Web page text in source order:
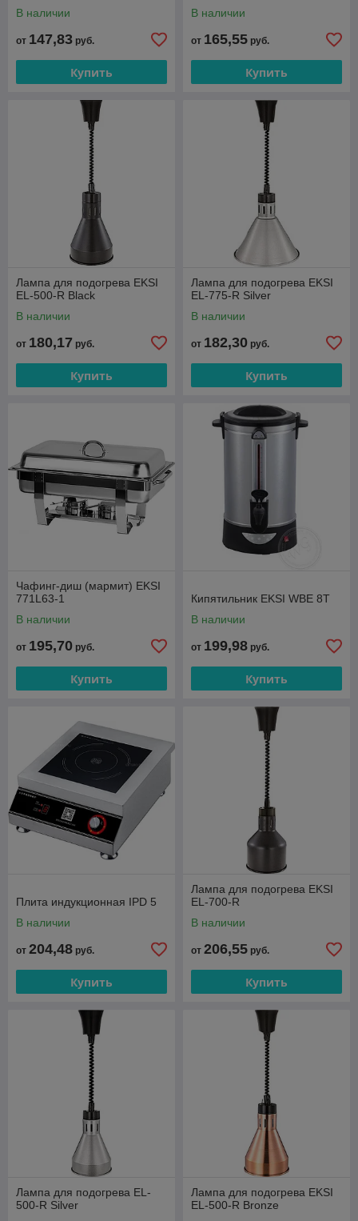
В наличии
от 147,83 руб.
Купить
В наличии
от 165,55 руб.
Купить
Лампа для подогрева EKSI
EL-500-R Black
В наличии
от 180,17 руб.
Купить
Лампа для подогрева EKSI
EL-775-R Silver
В наличии
от 182,30 руб.
Купить
Чафинг-диш (мармит) EKSI
771L63-1
В наличии
от 195,70 руб.
Купить
Кипятильник EKSI WBE 8T
В наличии
от 199,98 руб.
Купить
Плита индукционная IPD 5
В наличии
от 204,48 руб.
Купить
Лампа для подогрева EKSI
EL-700-R
В наличии
от 206,55 руб.
Купить
Лампа для подогрева EL-
500-R Silver
Лампа для подогрева EKSI
EL-500-R Bronze